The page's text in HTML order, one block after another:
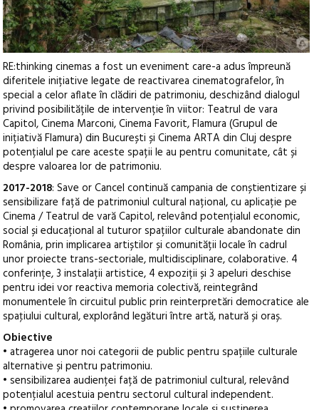
RE:thinking cinemas a fost un eveniment care-a adus împreună
diferitele inițiative legate de reactivarea cinematografelor, în
special a celor aflate în clădiri de patrimoniu, deschizând dialogul
privind posibilitățile de intervenție în viitor: Teatrul de vara
Capitol, Cinema Marconi, Cinema Favorit, Flamura (Grupul de
inițiativă Flamura) din București și Cinema ARTA din Cluj despre
potențialul pe care aceste spații le au pentru comunitate, cât și
despre valoarea lor de patrimoniu.
2017-2018: Save or Cancel continuă campania de conștientizare și
sensibilizare față de patrimoniul cultural național, cu aplicație pe
Cinema / Teatrul de vară Capitol, relevând potențialul economic,
social și educațional al tuturor spațiilor culturale abandonate din
România, prin implicarea artiștilor și comunității locale în cadrul
unor proiecte trans-sectoriale, multidisciplinare, colaborative. 4
conferințe, 3 instalații artistice, 4 expoziții și 3 apeluri deschise
pentru idei vor reactiva memoria colectivă, reintegrând
monumentele în circuitul public prin reinterpretări democratice ale
spaţiului cultural, explorând legături între artă, natură și oraș.
Obiective
• atragerea unor noi categorii de public pentru spațiile culturale
alternative și pentru patrimoniu.
• sensibilizarea audienței față de patrimoniul cultural, relevând
potențialul acestuia pentru sectorul cultural independent.